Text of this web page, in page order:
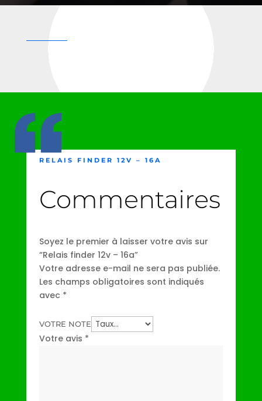
RELAIS FINDER 12V – 16A
Commentaires
Soyez le premier à laisser votre avis sur
“Relais finder 12v – 16a”
Votre adresse e-mail ne sera pas publiée.
Les champs obligatoires sont indiqués
avec *
VOTRE NOTE
Votre avis *